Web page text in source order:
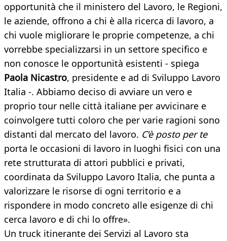
opportunità che il ministero del Lavoro, le Regioni,
le aziende, offrono a chi è alla ricerca di lavoro, a
chi vuole migliorare le proprie competenze, a chi
vorrebbe specializzarsi in un settore specifico e
non conosce le opportunità esistenti - spiega
Paola Nicastro, presidente e ad di Sviluppo Lavoro
Italia -. Abbiamo deciso di avviare un vero e
proprio tour nelle città italiane per avvicinare e
coinvolgere tutti coloro che per varie ragioni sono
distanti dal mercato del lavoro. C’è posto per te
porta le occasioni di lavoro in luoghi fisici con una
rete strutturata di attori pubblici e privati,
coordinata da Sviluppo Lavoro Italia, che punta a
valorizzare le risorse di ogni territorio e a
rispondere in modo concreto alle esigenze di chi
cerca lavoro e di chi lo offre».
Un truck itinerante dei Servizi al Lavoro sta